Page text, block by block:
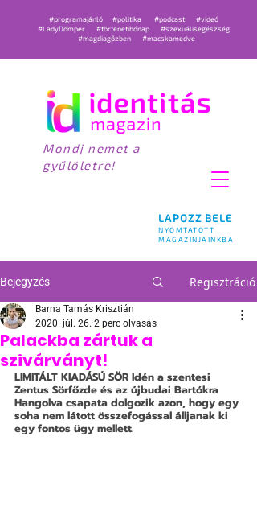
LAPOZZ BELE
NYOMTATOTT
MAGAZINJAINKBA
#programajánló #politika #podcast
#videó
#LadyDömper
#történetihónap
#szexuálisegészség
#magdiagőzben
#macskamedve
Mondj nemet a
gyűlöletre!
Bejegyzés Regisztráció
Palackba zártuk a
szivárványt!
Barna Tamás Krisztián
2020. júl. 26. 2 perc olvasás
LIMITÁLT KIADÁSÚ SÖR Idén a szentesi
Zentus Sörfőzde és az újbudai Bartókra
Hangolva csapata dolgozik azon, hogy egy
soha nem látott összefogással álljanak ki
egy fontos ügy mellett.